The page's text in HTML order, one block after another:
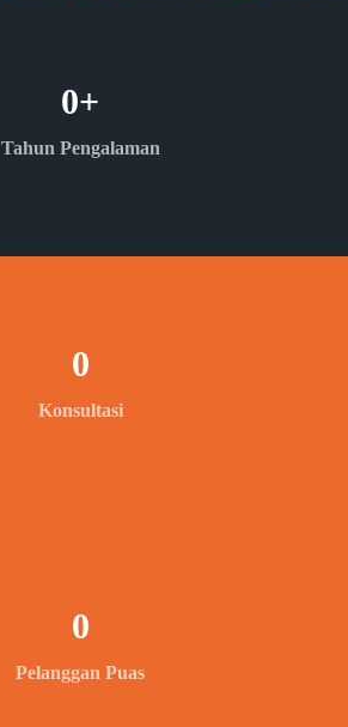
Tahun Pengalaman
0+
Konsultasi
0
Pelanggan Puas
0